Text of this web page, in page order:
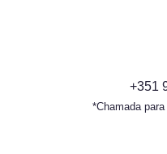
+351
*Chamada